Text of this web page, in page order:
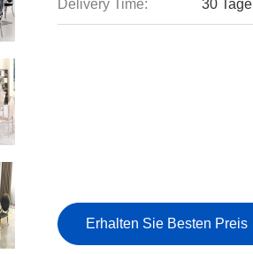
Delivery Time: 30 Tage
Erhalten Sie Besten Preis